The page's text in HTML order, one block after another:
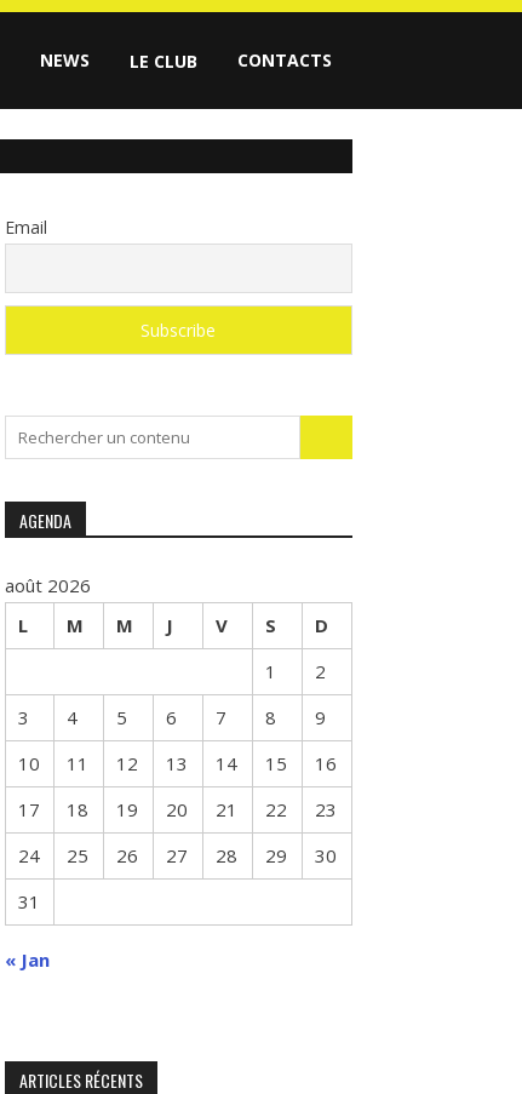
NEWS LE CLUB CONTACTS
Email
for:
AGENDA
août 2026
L
M M J V S
D
1
2
3
4 5 6 7 8
9
10
11 12 13 14 15
16
17
18 19 20 21 22
23
24
25 26 27 28 29
30
31
« Jan
ARTICLES RÉCENTS